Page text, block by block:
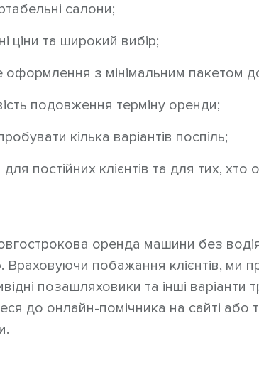
салони;
ціни та широкий вибір;
з мінімальним пакетом
подовження терміну оренди;
кілька варіантів поспіль;
постійних клієнтів та для тих,
оренда машини без
побажання клієнтів, ми
позашляховики та інші варіанти
до онлайн-помічника на сайті або